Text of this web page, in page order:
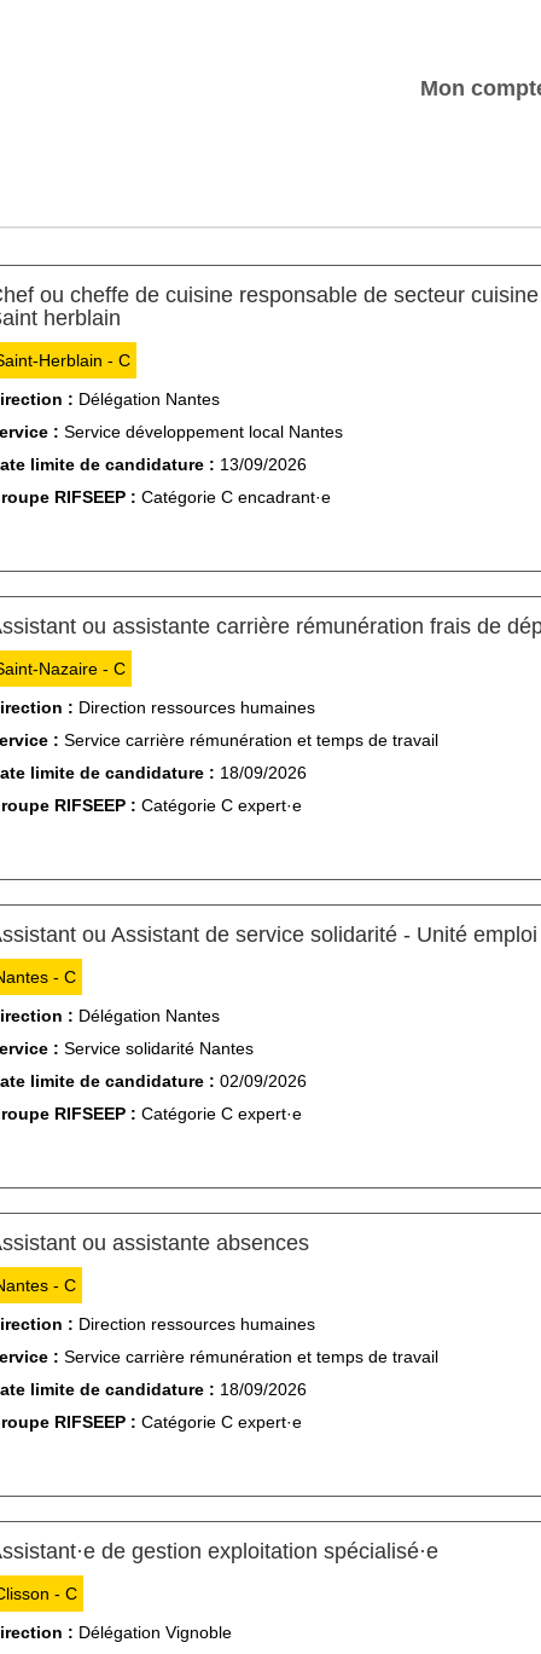
Mon
ou cheffe de cuisine responsable de secteur
herblain
Herblain - C
: Délégation Nantes
: Service développement local Nantes
limite de candidature : 13/09/2026
RIFSEEP : Catégorie C encadrant·e
ou assistante carrière rémunération frais de
Nazaire - C
: Direction ressources humaines
: Service carrière rémunération et temps de travail
limite de candidature : 18/09/2026
RIFSEEP : Catégorie C expert·e
ou Assistant de service solidarité - Unité
- C
: Délégation Nantes
: Service solidarité Nantes
limite de candidature : 02/09/2026
RIFSEEP : Catégorie C expert·e
ou assistante absences(Nouvelle fenêtre)
- C
: Direction ressources humaines
: Service carrière rémunération et temps de travail
limite de candidature : 18/09/2026
RIFSEEP : Catégorie C expert·e
de gestion exploitation spécialisé·e(Nouvelle
- C
: Délégation Vignoble